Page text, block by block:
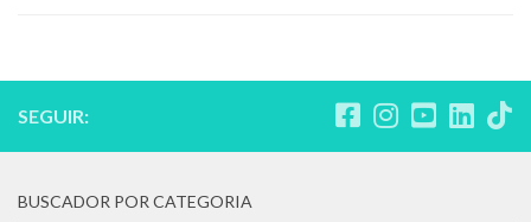
SEGUIR:
BUSCADOR POR CATEGORIA